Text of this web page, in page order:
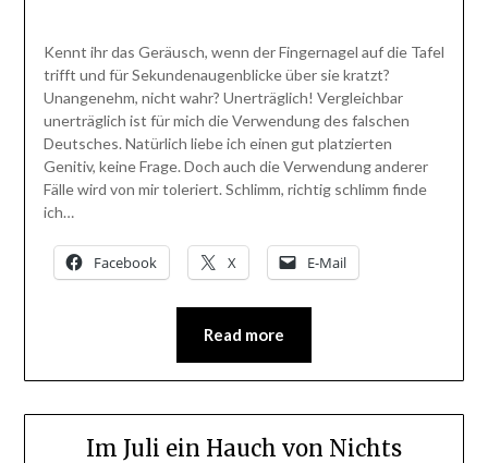
2.
August
Kennt ihr das Geräusch, wenn der Fingernagel auf die Tafel
trifft und für Sekundenaugenblicke über sie kratzt?
Unangenehm, nicht wahr? Unerträglich! Vergleichbar
unerträglich ist für mich die Verwendung des falschen
Deutsches. Natürlich liebe ich einen gut platzierten
Genitiv, keine Frage. Doch auch die Verwendung anderer
Fälle wird von mir toleriert. Schlimm, richtig schlimm finde
ich…
Facebook X E-Mail
Read more
Im Juli ein Hauch von Nichts